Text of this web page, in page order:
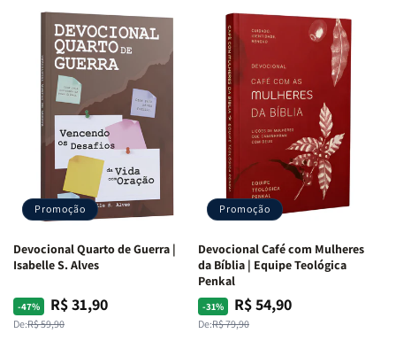
Promoção
Devocional Quarto de Guerra |
Isabelle S. Alves
-47%
Preço
normal
De:R$ 59,90
Preço
promocional
R$ 31,90
Promoção
Devocional Café com Mulheres
da Bíblia | Equipe Teológica
Penkal
-31%
Preço
normal
De:R$ 79,90
Preço
promocional
R$ 54,90